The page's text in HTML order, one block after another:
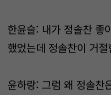
한윤슬: 내가 정솔찬 좋
했었는데 정솔찬이 거
윤하랑: 그럼 왜 정솔찬